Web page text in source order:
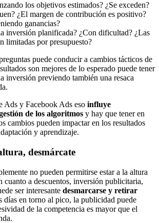
los objetivos estimados? ¿Se exceden?
¿El margen de contribución es positivo?
ganancias?
inversión planificada? ¿Con dificultad? ¿Las
limitadas por presupuesto?
puede conducir a cambios tácticos de
son mejores de lo esperado puede tener
inversión previendo también una resaca
Ads y Facebook Ads eso influye
de los algoritmos y hay que tener en
cambios pueden impactar en los resultados
y aprendizaje.
desmárcate
no pueden permitirse estar a la altura
cuanto a descuentos, inversión publicitaria,
ser interesante desmarcarse y retirar
días en torno al pico, la publicidad puede
de la competencia es mayor que el